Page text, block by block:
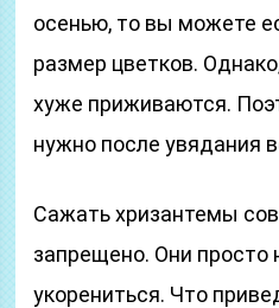
осенью, то вы можете
размер цветков.
хуже приживаются.
нужно после увядания
Сажать хризантемы
запрещено. Они просто
укорениться. Что